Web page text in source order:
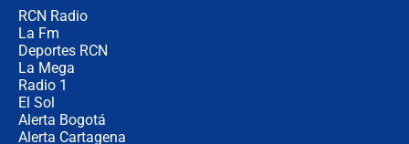
RCN Radio
La Fm
Deportes RCN
La Mega
Radio 1
El Sol
Alerta Bogotá
Alerta Cartagena